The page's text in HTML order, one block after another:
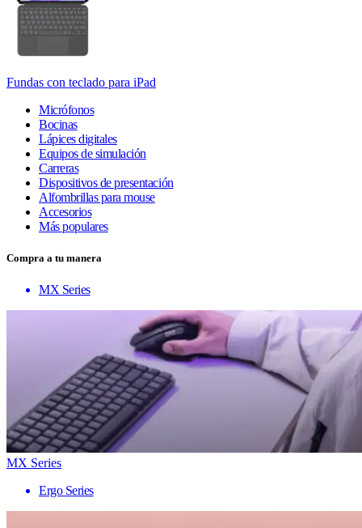
Fundas con teclado para iPad
Micrófonos
Bocinas
Lápices digitales
Equipos de simulación
Carreras
Dispositivos de presentación
Alfombrillas para mouse
Accesorios
Más populares
Compra a tu manera
MX Series
MX Series
Ergo Series